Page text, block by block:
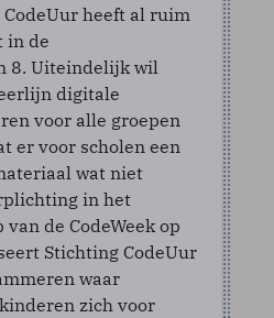
heeft al ruim
in de
8. Uiteindelijk wil
digitale
voor alle groepen
er voor scholen een
wat niet
in het
de CodeWeek op
Stichting CodeUur
waar
zich voor